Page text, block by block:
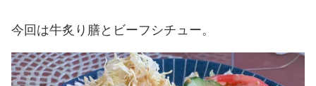
今回は牛炙り膳とビーフシチュー。